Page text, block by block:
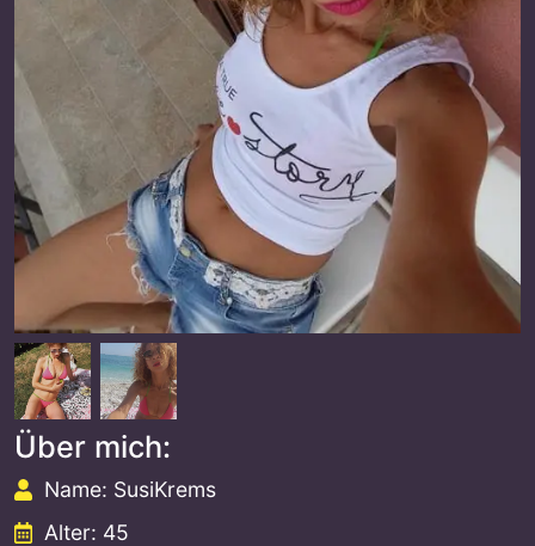
Über mich:
Name: SusiKrems
Alter: 45